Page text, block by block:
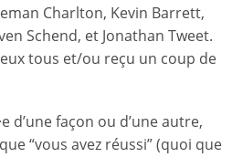
Charlton, Kevin Barrett,
Schend, et Jonathan Tweet.
tous et/ou reçu un coup de
d’une façon ou d’une autre,
“vous avez réussi” (quoi que